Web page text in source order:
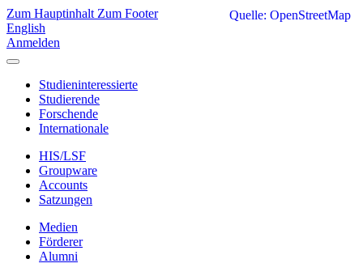
Zum Hauptinhalt Zum Footer
English
Anmelden
Studieninteressierte
Studierende
Forschende
Internationale
HIS/LSF
Groupware
Accounts
Satzungen
Medien
Förderer
Alumni
Quelle: OpenStreetMap